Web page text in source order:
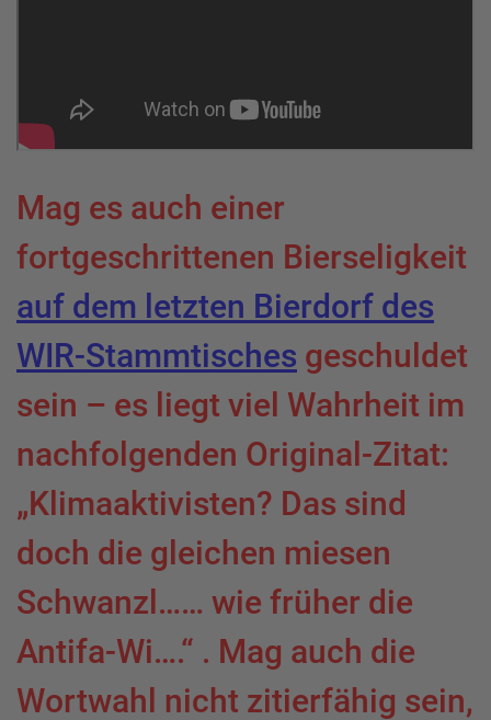
Mag es auch einer
fortgeschrittenen Bierseligkeit
auf dem letzten Bierdorf des
WIR-Stammtisches geschuldet
sein – es liegt viel Wahrheit im
nachfolgenden Original-Zitat:
„Klimaaktivisten? Das sind
doch die gleichen miesen
Schwanzl…… wie früher die
Antifa-Wi….“ . Mag auch die
Wortwahl nicht zitierfähig sein,